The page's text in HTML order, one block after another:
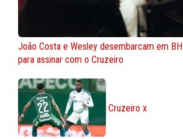
João Costa e Wesley desembarcam em BH
para assinar com o Cruzeiro
Cruzeiro x